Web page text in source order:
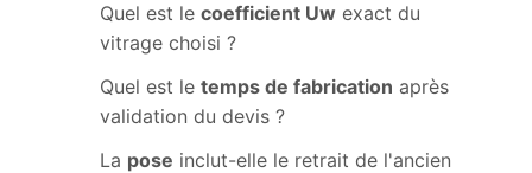
Quel est le coefficient Uw exact du
vitrage choisi ?
Quel est le temps de fabrication après
validation du devis ?
La pose inclut-elle le retrait de l'ancien